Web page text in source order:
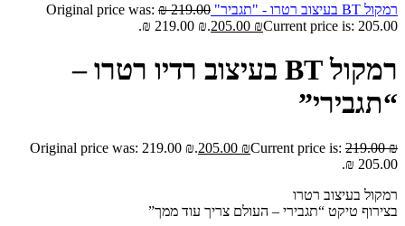
רמקול BT בעיצוב רטרו - "תגביר" 219.00
₪
Original price was:
219.00 ₪.205.00 ₪Current price is: 205.00 ₪.
רמקול BT בעיצוב רדיו רטרו –
“תגבירי”
219.00₪
Original price was: 219.00 ₪.205.00 ₪Current price is:
205.00 ₪.
רמקול בעיצוב רטרו
בצירוף טיקט “תגבירי – העולם צריך עוד ממך”